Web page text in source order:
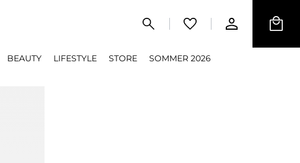
BEAUTY LIFESTYLE STORE SOMMER 2026